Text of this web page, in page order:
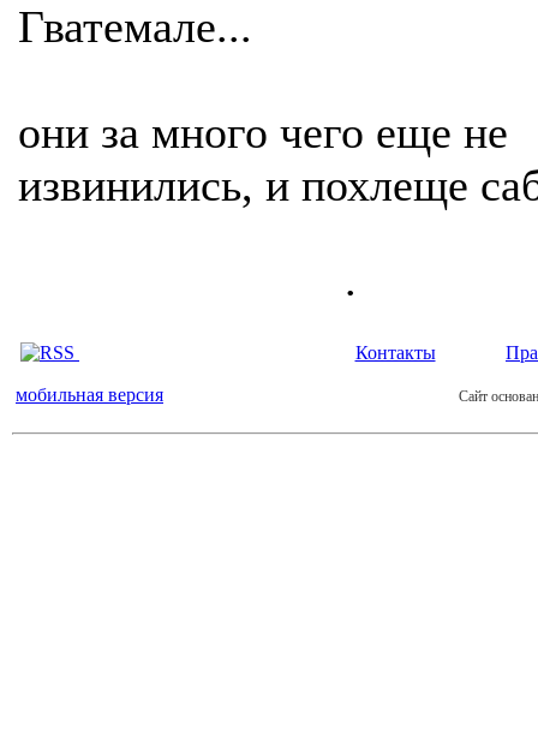
Гватемале...
они за много чего еще не
извинились, и похлеще
.
Контакты
мобильная версия Сайт